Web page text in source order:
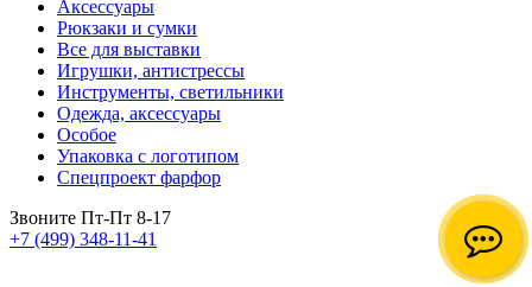
Аксессуары
Рюкзаки и сумки
Все для выставки
Игрушки, антистрессы
Инструменты, светильники
Одежда, аксессуары
Особое
Упаковка с логотипом
Спецпроект фарфор
Звоните Пт-Пт 8-17
+7 (499) 348-11-41